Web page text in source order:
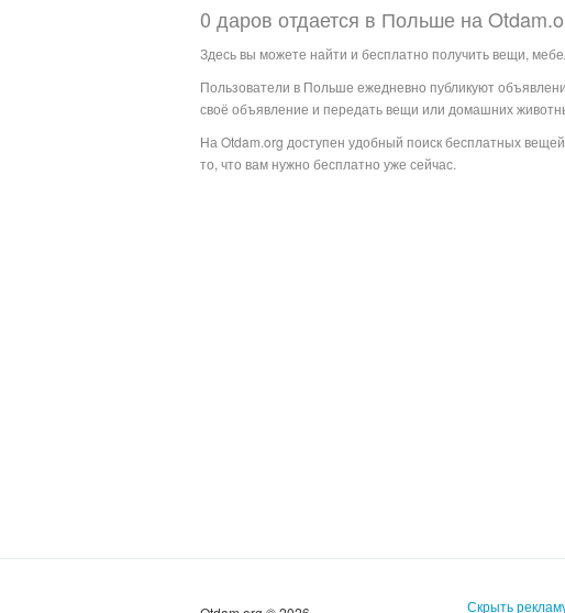
0 даров отдается в Польше на
Здесь вы можете найти и бесплатно получить вещи,
Пользователи в Польше ежедневно публикуют
своё объявление и передать вещи или домашних
На Otdam.org доступен удобный поиск бесплатных
то, что вам нужно бесплатно уже сейчас.
Скрыть